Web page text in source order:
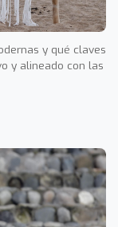
y qué claves
y alineado con las